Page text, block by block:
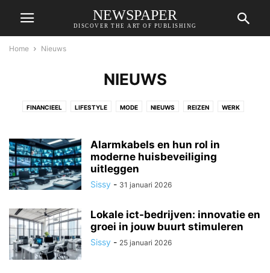
NEWSPAPER
DISCOVER THE ART OF PUBLISHING
Home Nieuws
NIEUWS
FINANCIEEL LIFESTYLE MODE NIEUWS REIZEN WERK
Alarmkabels en hun rol in
moderne huisbeveiliging
uitleggen
Sissy - 31 januari 2026
Lokale ict-bedrijven: innovatie en
groei in jouw buurt stimuleren
Sissy - 25 januari 2026